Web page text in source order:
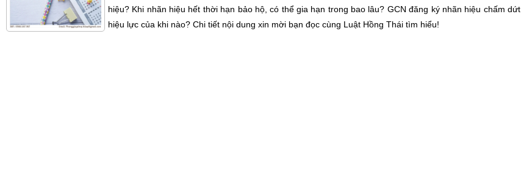
hiệu? Khi nhãn hiệu hết thời hạn bảo hộ, có thể gia hạn trong bao lâu? GCN đăng ký nhãn hiệu chấm dứt
hiệu lực của khi nào? Chi tiết nội dung xin mời bạn đọc cùng Luật Hồng Thái tìm hiểu!